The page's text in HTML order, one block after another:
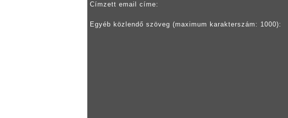
Címzett email címe:
Egyéb közlendő szöveg (maximum karakterszám: 1000):